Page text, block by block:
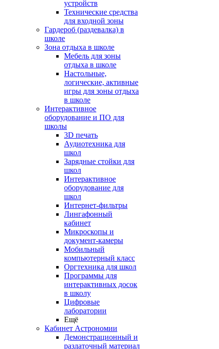
устройств
Технические средства
для входной зоны
Гардероб (раздевалка) в
школе
Зона отдыха в школе
Мебель для зоны
отдыха в школе
Настольные,
логические, активные
игры для зоны отдыха
в школе
Интерактивное
оборудование и ПО для
школы
3D печать
Аудиотехника для
школ
Зарядные стойки для
школ
Интерактивное
оборудование для
школ
Интернет-фильтры
Лингафонный
кабинет
Микроскопы и
документ-камеры
Мобильный
компьютерный класс
Оргтехника для школ
Программы для
интерактивных досок
в школу
Цифровые
лаборатории
Ещё
Кабинет Астрономии
Демонстрационный и
раздаточный материал